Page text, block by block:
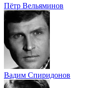
Пётр Вельяминов
Вадим Спиридонов